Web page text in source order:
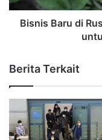
Bisnis Baru di
Berita Terkait